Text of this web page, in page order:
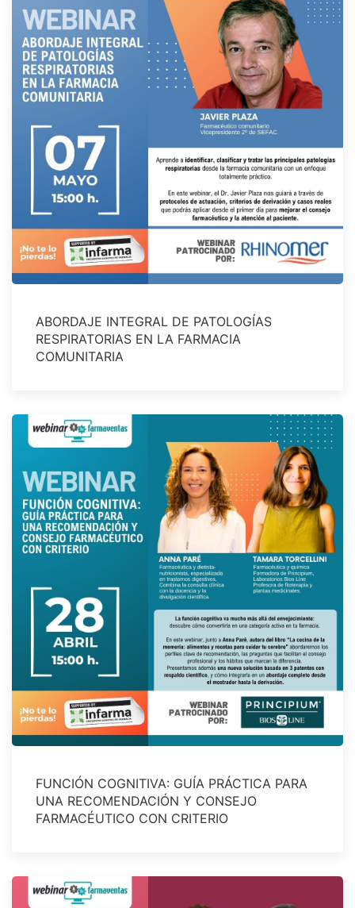
ABORDAJE INTEGRAL DE PATOLOGÍAS
RESPIRATORIAS EN LA FARMACIA
COMUNITARIA
FUNCIÓN COGNITIVA: GUÍA PRÁCTICA PARA
UNA RECOMENDACIÓN Y CONSEJO
FARMACÉUTICO CON CRITERIO